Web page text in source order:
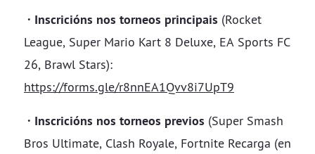
· Inscricións nos torneos principais (Rocket
League, Super Mario Kart 8 Deluxe, EA Sports FC
26, Brawl Stars):
https://forms.gle/r8nnEA1Qvv8i7UpT9
· Inscricións nos torneos previos (Super Smash
Bros Ultimate, Clash Royale, Fortnite Recarga (en